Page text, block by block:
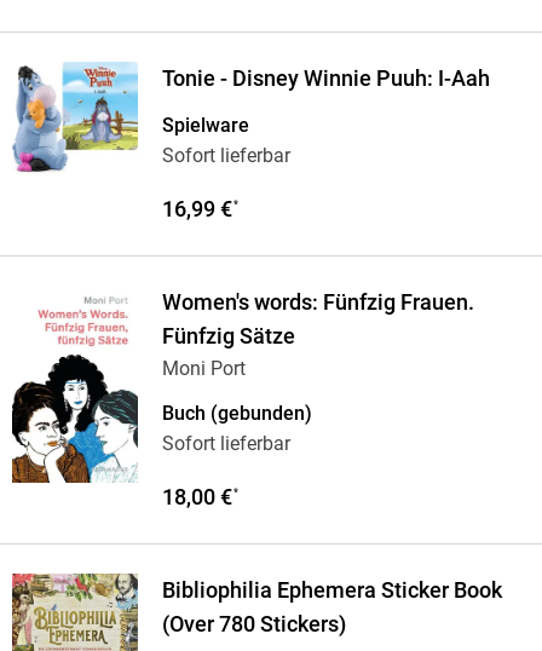
Tonie - Disney Winnie Puuh: I-Aah
Spielware
Sofort lieferbar
16,99 €*
Women's words: Fünfzig Frauen.
Fünfzig Sätze
Moni Port
Buch (gebunden)
Sofort lieferbar
18,00 €*
Bibliophilia Ephemera Sticker Book
(Over 780 Stickers)